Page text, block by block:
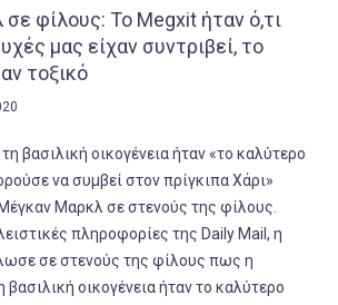
φίλους: To Megxit ήταν ό,τι
μας είχαν συντριβεί, το
τοξικό
βασιλική οικογένεια ήταν «το καλύτερο
να συμβεί στον πρίγκιπα Χάρι»
Μαρκλ σε στενούς της φίλους.
πληροφορίες της Daily Mail, η
σε στενούς της φίλους πως η
οικογένεια ήταν το καλύτερο